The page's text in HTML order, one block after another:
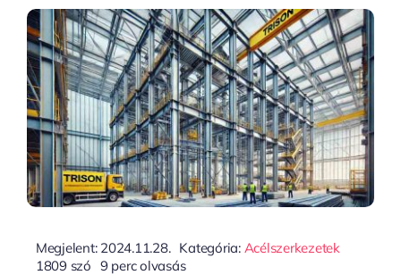
Megjelent: 2024.11.28. Kategória: Acélszerkezetek
1809 szó 9 perc olvasás